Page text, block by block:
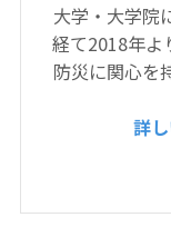
大学・大学院
経て2018年よ
防災に関心を
詳